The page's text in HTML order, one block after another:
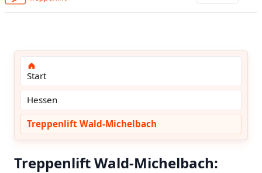
Start
Hessen
Treppenlift Wald-Michelbach
Treppenlift Wald-Michelbach: